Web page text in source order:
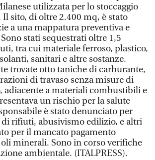
utilizzata per lo stoccaggio
sito, di oltre 2.400 mq, è stato
a una mappatura preventiva e
stati sequestrati oltre 1,5
tra cui materiale ferroso, plastico,
sanitari e altre sostanze.
trovate otto taniche di carburante,
di travaso senza misure di
adiacente a materiali combustibili e
un rischio per la salute
è stato denunciato per
di rifiuti, abusivismo edilizio, e altri
per il mancato pagamento
oli minerali. Sono in corso verifiche
ambientale. (ITALPRESS).